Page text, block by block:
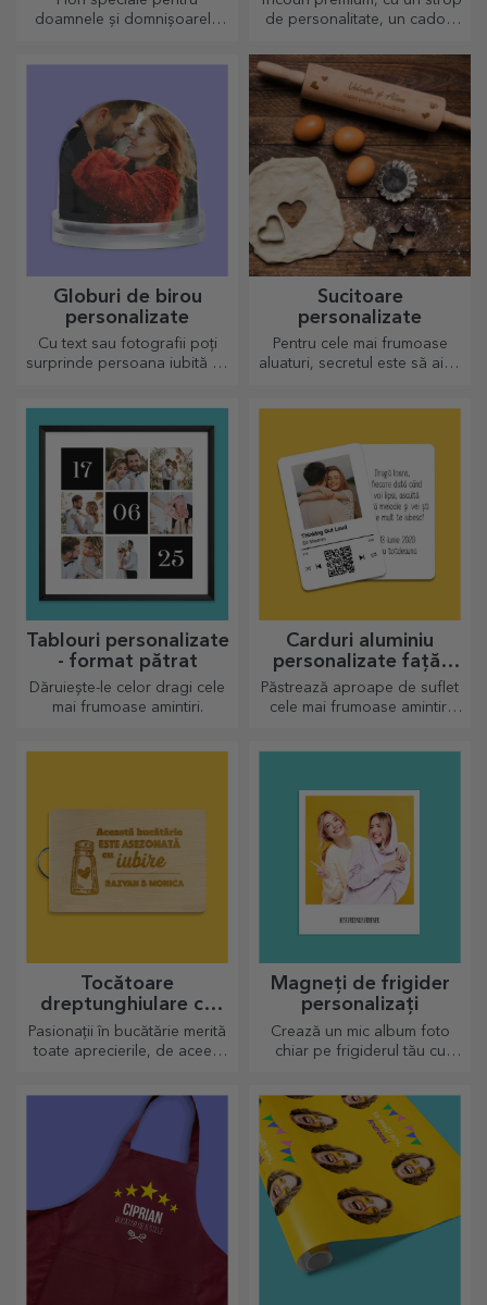
doamnele și domnișoarele
de personalitate, un cadou
Personalizare pe bumbac sau
modele sport, alege-l pe cel
potrivit!
Globuri de birou
personalizate
Cu text sau fotografii poți
surprinde persoana iubită cu
Sucitoare
personalizate
Pentru cele mai frumoase
aluaturi, secretul este să aibă
Tablouri personalizate
- format pătrat
Dăruiește-le celor dragi cele
mai frumoase amintiri.
Carduri aluminiu
personalizate față-
verso
Păstrează aproape de suflet
cele mai frumoase amintiri
Tocătoare
dreptunghiulare cu
mâner personalizate
Pasionații în bucătărie merită
toate aprecierile, de aceea
alege-l pe cel potrivit!
Magneți de frigider
personalizați
Crează un mic album foto
chiar pe frigiderul tău cu